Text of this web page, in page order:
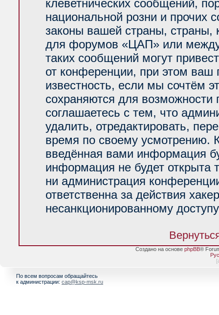
клеветнических сообщений,
национальной розни и прочих
законы вашей страны, страны,
для форумов «ЦАП» или
таких сообщений могут
от конференции, при этом ваш
известность, если мы сочтём
сохраняются для возможности
соглашаетесь с тем, что
удалить, отредактировать,
время по своему усмотрению.
введённая вами информация
информация не будет открыта
ни администрация
ответственна за действия
несанкционированному
Создано на основе phpBB®
[
По всем вопросам обращайтесь
к администрации: cap@ksp-msk.ru